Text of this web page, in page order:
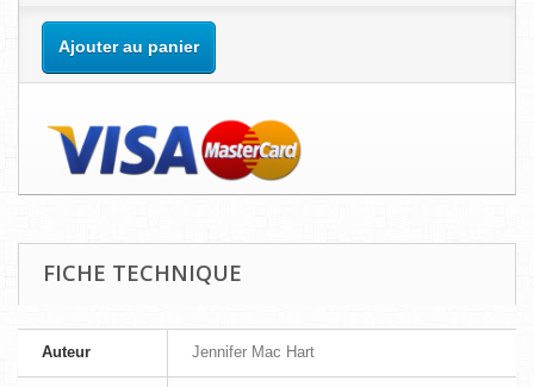
Ajouter au panier
FICHE TECHNIQUE
Auteur Jennifer Mac Hart